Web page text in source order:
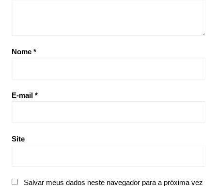
Nome *
E-mail *
Site
Salvar meus dados neste navegador para a próxima vez